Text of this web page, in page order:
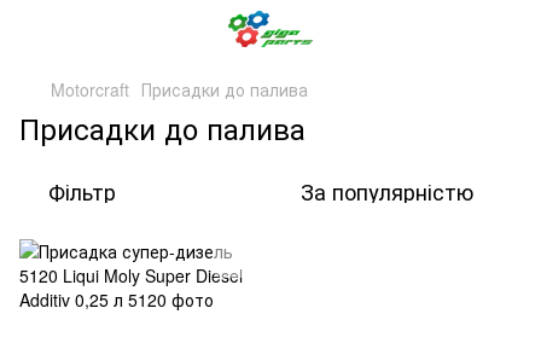
Motorcraft Присадки до палива
Присадки до палива
Фільтр За популярністю